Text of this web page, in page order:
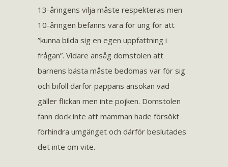
13-åringens vilja måste respekteras men
10-åringen befanns vara för ung för att
”kunna bilda sig en egen uppfattning i
frågan”. Vidare ansåg domstolen att
barnens bästa måste bedömas var för sig
och biföll därför pappans ansökan vad
gäller flickan men inte pojken. Domstolen
fann dock inte att mamman hade försökt
förhindra umgänget och därför beslutades
det inte om vite.